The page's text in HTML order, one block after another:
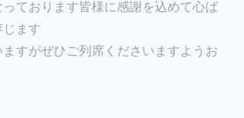
ております皆様に感謝を込めて心ば
ます
すがぜひご列席くださいますようお